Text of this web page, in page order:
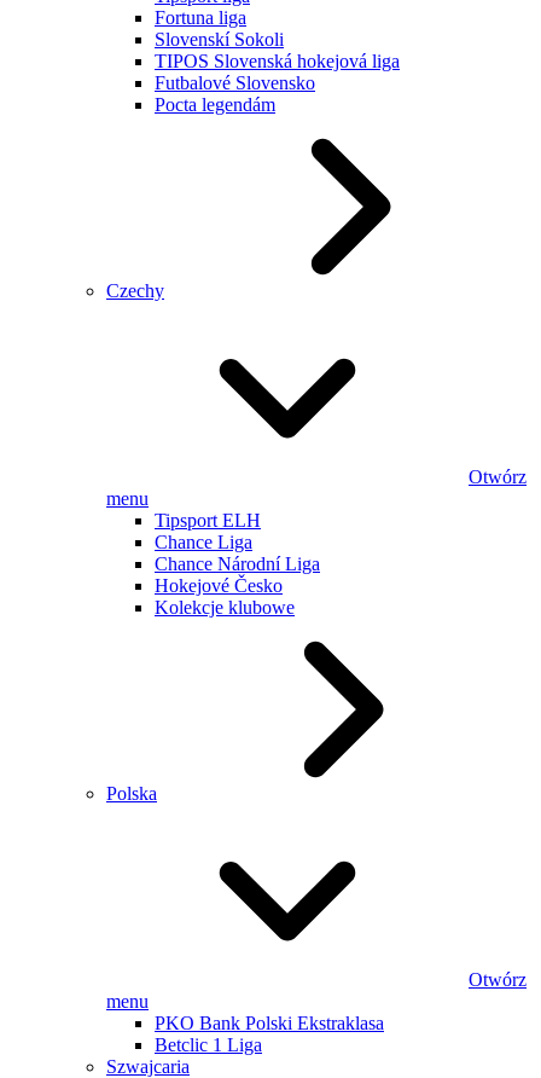
Fortuna liga
Slovenskí Sokoli
TIPOS Slovenská hokejová liga
Futbalové Slovensko
Pocta legendám
Czechy
Otwórz
menu
Tipsport ELH
Chance Liga
Chance Národní Liga
Hokejové Česko
Kolekcje klubowe
Polska
Otwórz
menu
PKO Bank Polski Ekstraklasa
Betclic 1 Liga
Szwajcaria